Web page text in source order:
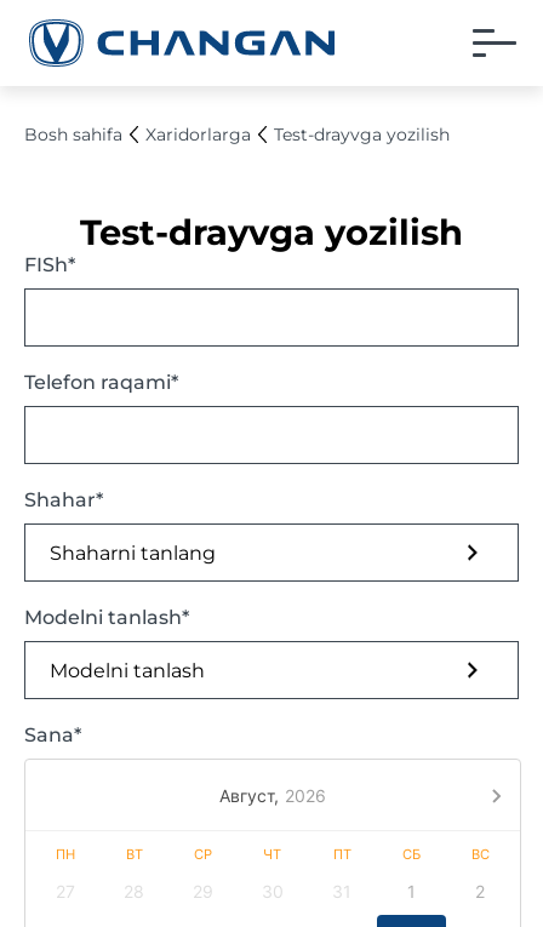
Bosh sahifa Xaridorlarga Test-drayvga yozilish
Test-drayvga yozilish
FISh*
Telefon raqami*
Shahar*
Shaharni tanlang
Modelni tanlash*
Modelni tanlash
Sana*
Август, 2026
ПН ВТ СР ЧТ ПТ СБ ВС
27 28 29 30 31 1 2